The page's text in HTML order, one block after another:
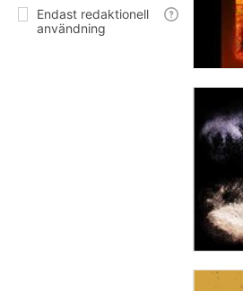
Endast redaktionell
användning